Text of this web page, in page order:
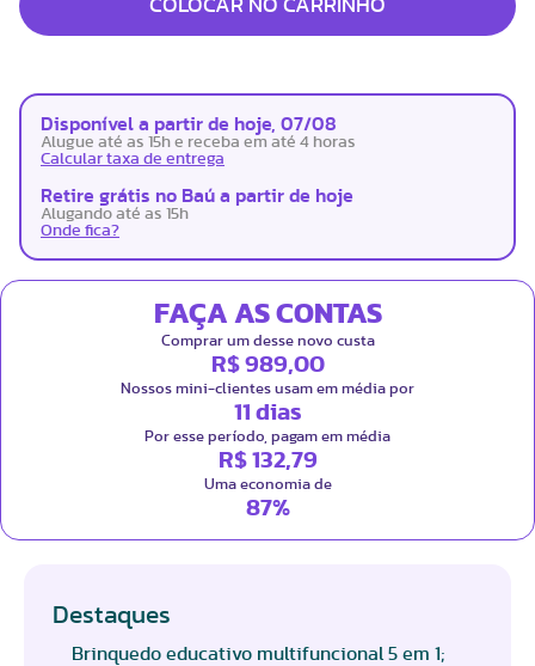
COLOCAR NO CARRINHO
Disponível a partir de hoje, 07/08
Alugue até as 15h e receba em até 4 horas
Calcular taxa de entrega
Retire grátis no Baú a partir de hoje
Alugando até as 15h
Onde fica?
FAÇA AS CONTAS
Comprar um desse novo custa
R$ 989,00
Nossos mini-clientes usam em média por
11 dias
Por esse período, pagam em média
R$ 132,79
Uma economia de
87%
Destaques
Brinquedo educativo multifuncional 5 em 1;